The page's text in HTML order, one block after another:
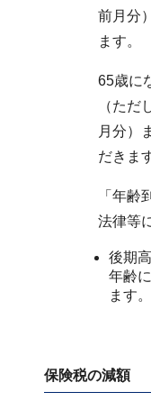
前月分
ます。
65歳に
（ただ
月分）
だきま
「年齢
法律等
後期
年齢
ます。
保険税の減額